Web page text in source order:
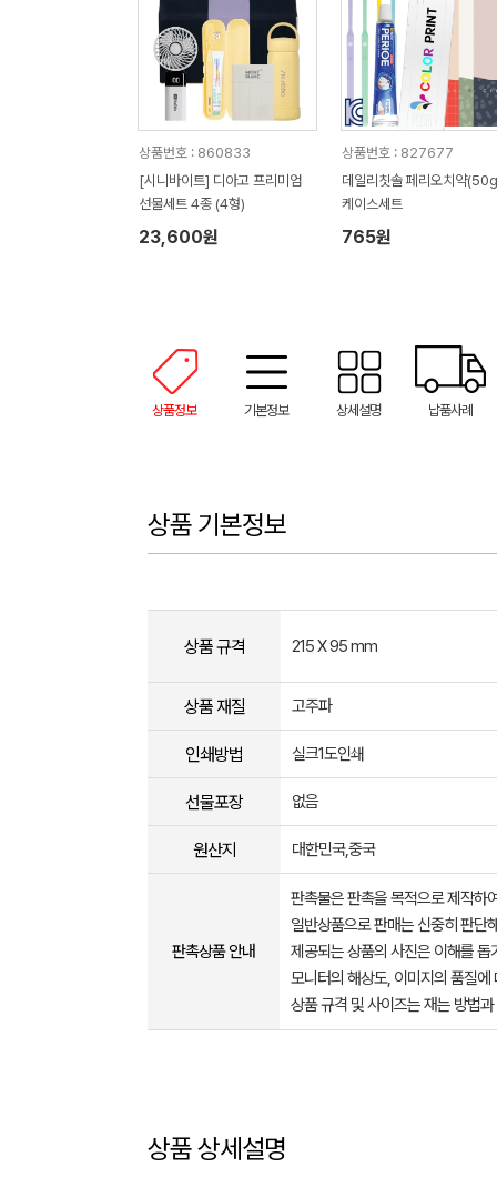
상품번호 : 860833
[시니바이트] 디아고 프리미엄
선물세트 4종 (4형)
23,600원
상품번호 : 827677
데일리칫솔 페리오치약
케이스세트
765원
상품정보 기본정보 상세설명 납품사례
상품 기본정보
상품 규격 215 X 95 mm
상품 재질 고주파
인쇄방법 실크1도인쇄
선물포장 없음
원산지 대한민국,중국
판촉상품 안내
판촉물은 판촉을 목적으로 제작하
일반상품으로 판매는 신중히 판단
제공되는 상품의 사진은 이해를
모니터의 해상도, 이미지의 품질
상품 규격 및 사이즈는 재는 방법
상품 상세설명